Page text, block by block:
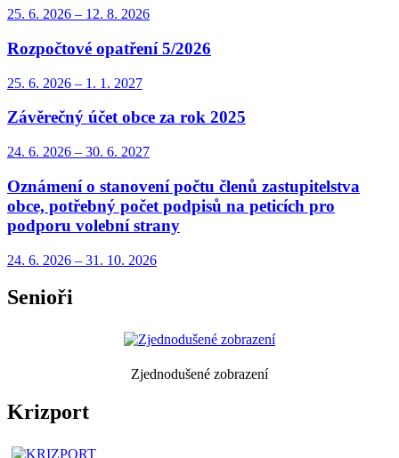
25. 6. 2026 – 12. 8. 2026
Rozpočtové opatření 5/2026
25. 6. 2026 – 1. 1. 2027
Závěrečný účet obce za rok 2025
24. 6. 2026 – 30. 6. 2027
Oznámení o stanovení počtu členů zastupitelstva
obce, potřebný počet podpisů na peticích pro
podporu volební strany
24. 6. 2026 – 31. 10. 2026
Senioři
Zjednodušené zobrazení
Krizport